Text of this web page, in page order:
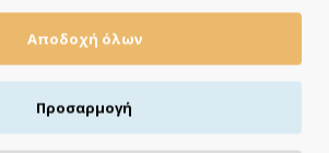
Αποδοχή όλων
Προσαρμογή